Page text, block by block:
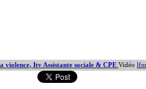
Itv Assistante sociale & CPE Vidéo